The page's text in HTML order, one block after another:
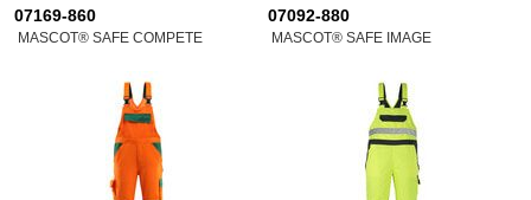
07169-860
MASCOT® SAFE COMPETE
07092-880
MASCOT® SAFE IMAGE